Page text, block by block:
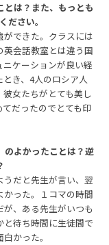
は？また、もっとも
ださい。
ができた。クラスには
会話教室とは違う国
ケーションが良い経
き、4人のロシア人
女たちがとても美し
だったのでとても印
のよかったことは？逆
だと先生が言い、翌
った。１コマの時間
、ある先生がいつも
待ち時間に生徒間で
かった。